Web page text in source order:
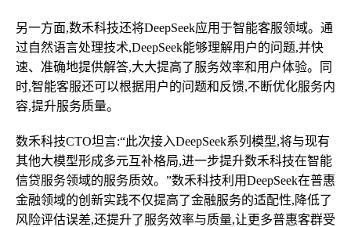
另一方面,数禾科技还将DeepSeek应用于智能客服领域。通
过自然语言处理技术,DeepSeek能够理解用户的问题,并快
速、准确地提供解答,大大提高了服务效率和用户体验。同
时,智能客服还可以根据用户的问题和反馈,不断优化服务内
容,提升服务质量。
数禾科技CTO坦言:“此次接入DeepSeek系列模型,将与现有
其他大模型形成多元互补格局,进一步提升数禾科技在智能
信贷服务领域的服务质效。”数禾科技利用DeepSeek在普惠
金融领域的创新实践不仅提高了金融服务的适配性,降低了
风险评估误差,还提升了服务效率与质量,让更多普惠客群受